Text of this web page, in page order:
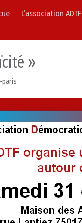
L’association ADTF
»